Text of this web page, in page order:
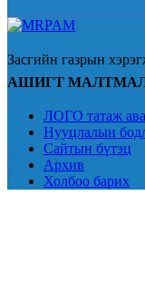
Засгийн газрын
АШИГТ
ЛОГО татаж
Нууцлалын
Сайтын бүтэц
Архив
Холбоо барих